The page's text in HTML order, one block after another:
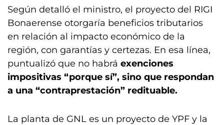
Según detalló el ministro, el proyecto del RIGI
Bonaerense otorgaría beneficios tributarios
en relación al impacto económico de la
región, con garantías y certezas. En esa línea,
puntualizó que no habrá exenciones
impositivas “porque sí”, sino que respondan
a una “contraprestación” redituable.
La planta de GNL es un proyecto de YPF y la